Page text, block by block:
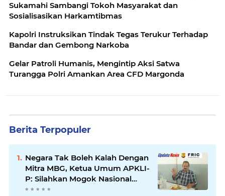
Sukamahi Sambangi Tokoh Masyarakat dan
Sosialisasikan Harkamtibmas
Kapolri Instruksikan Tindak Tegas Terukur Terhadap
Bandar dan Gembong Narkoba
Gelar Patroli Humanis, Mengintip Aksi Satwa
Turangga Polri Amankan Area CFD Margonda
Berita Terpopuler
Negara Tak Boleh Kalah Dengan
Mitra MBG, Ketua Umum APKLI-
P: Silahkan Mogok Nasional
Ganti Kantin Sekolah